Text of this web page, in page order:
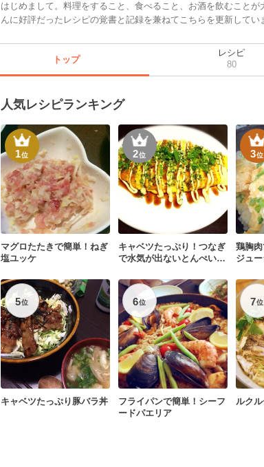
はじめまして。料理をすること、食べること、お酒を飲むこと
んに好評だったレシピの覚書と記録を兼ねてこちらを更新してい
トップ
レシピ
80
人気レシピランキング
1位
マグロたたきで簡単！ねぎ
塩ユッケ
2位
キャベツたっぷり！つなぎ
で水気が出ないとんぺい焼
3位
鶏胸
ジュ
5位
キャベツたっぷり豚バラ丼
6位
フライパンで簡単！シーフ
ードパエリア
7位
ルク